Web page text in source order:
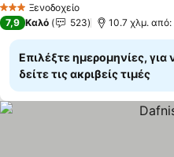
3 ΑστέριαΞενοδοχείο
7,9 Καλό 523 10.7 χλμ. από:
Επιλέξτε ημερομηνίες, για
δείτε τις ακριβείς τιμές